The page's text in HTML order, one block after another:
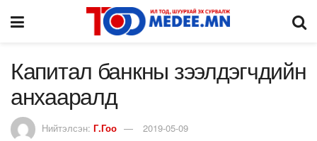
Капитал банкны зээлдэгчдийн
анхааралд
Нийтэлсэн: Г.Гоо 2019-05-09